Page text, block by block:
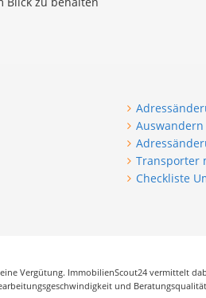
Transporter
Checkliste
Vergütung. ImmobilienScout24 vermittelt
und